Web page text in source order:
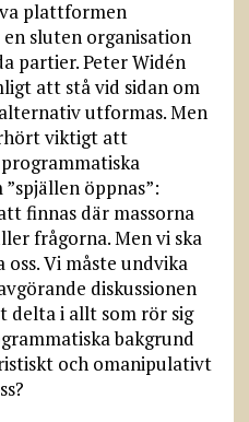
plattformen
sluten organisation
partier. Peter Widén
att stå vid sidan om
utformas. Men
viktigt att
öppnas”:
finnas där massorna
frågorna. Men vi ska
oss. Vi måste undvika
diskussionen
delta i allt som rör sig
bakgrund
och omanipulativt